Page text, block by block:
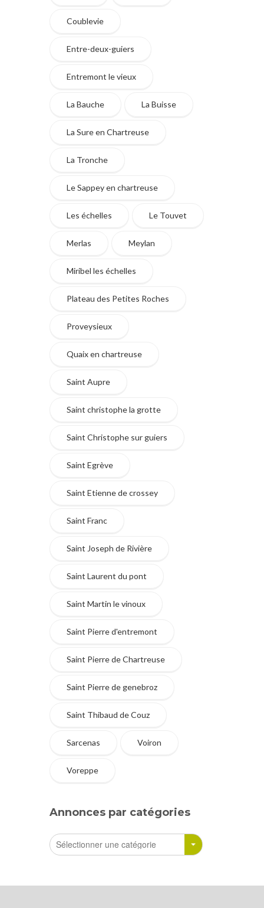
Coublevie
Entre-deux-guiers
Entremont le vieux
La Bauche La Buisse
La Sure en Chartreuse
La Tronche
Le Sappey en chartreuse
Les échelles Le Touvet
Merlas Meylan
Miribel les échelles
Plateau des Petites Roches
Proveysieux
Quaix en chartreuse
Saint Aupre
Saint christophe la grotte
Saint Christophe sur guiers
Saint Egrève
Saint Etienne de crossey
Saint Franc
Saint Joseph de Rivière
Saint Laurent du pont
Saint Martin le vinoux
Saint Pierre d'entremont
Saint Pierre de Chartreuse
Saint Pierre de genebroz
Saint Thibaud de Couz
Sarcenas Voiron
Voreppe
Annonces par catégories